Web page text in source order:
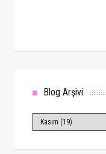
Blog Arşivi